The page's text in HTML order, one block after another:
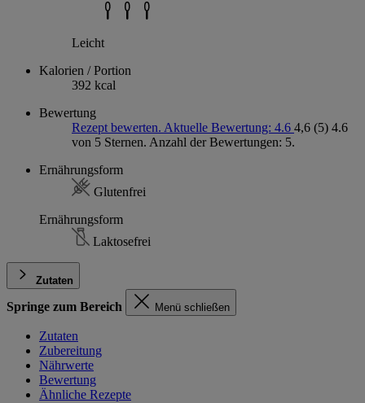
Leicht
Kalorien / Portion
392 kcal
Bewertung
Rezept bewerten. Aktuelle Bewertung: 4.6 4,6 (5) 4.6
von 5 Sternen. Anzahl der Bewertungen: 5.
Ernährungsform
Glutenfrei
Ernährungsform
Laktosefrei
Zutaten
Springe zum Bereich Menü schließen
Zutaten
Zubereitung
Nährwerte
Bewertung
Ähnliche Rezepte